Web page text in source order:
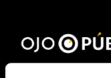
contenido
principal